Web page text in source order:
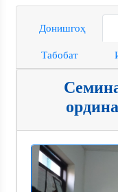
Донишгоҳ
Табобат